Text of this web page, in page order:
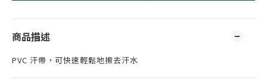
商品描述
PVC 汗帶，可快速輕鬆地擦去汗水